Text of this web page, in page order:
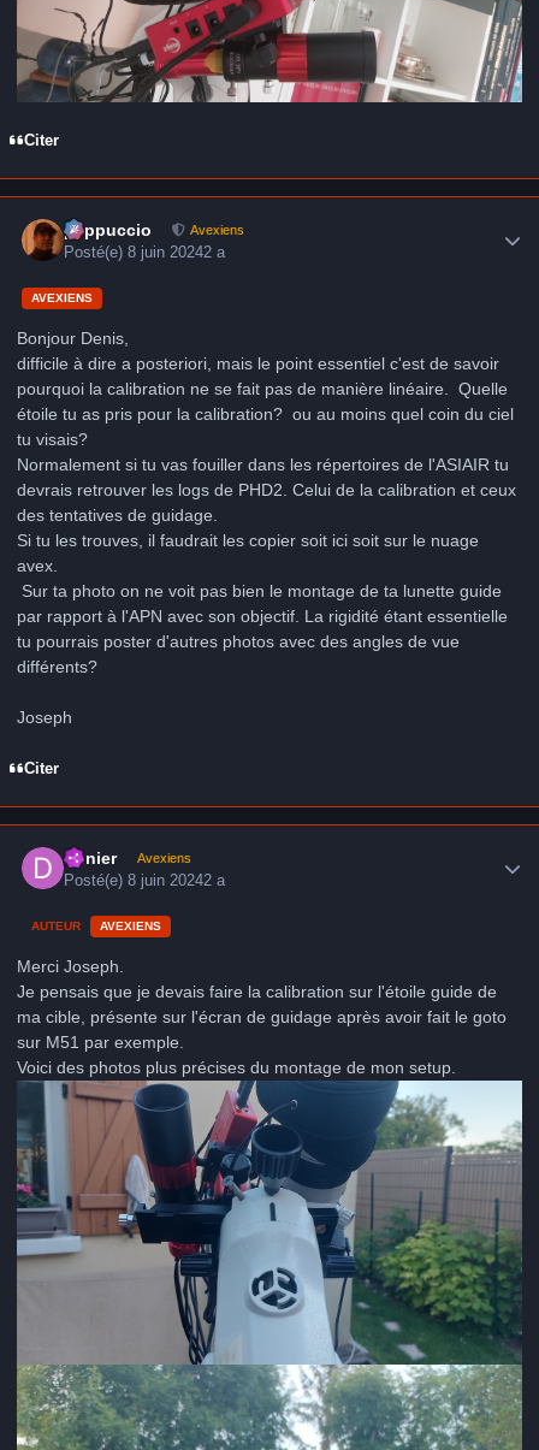
Citer
peppuccio Avexiens
Posté(e)8 juin 20242 a
AVEXIENS
Bonjour Denis,
difficile à dire a posteriori, mais le point essentiel c'est de savoir
pourquoi la calibration ne se fait pas de manière linéaire. Quelle
étoile tu as pris pour la calibration? ou au moins quel coin du ciel
tu visais?
Normalement si tu vas fouiller dans les répertoires de l'ASIAIR tu
devrais retrouver les logs de PHD2. Celui de la calibration et ceux
des tentatives de guidage.
Si tu les trouves, il faudrait les copier soit ici soit sur le nuage
avex.
Sur ta photo on ne voit pas bien le montage de ta lunette guide
par rapport à l'APN avec son objectif. La rigidité étant essentielle
tu pourrais poster d'autres photos avec des angles de vue
différents?
Joseph
Citer
Denier Avexiens
Posté(e)8 juin 20242 a
AUTEUR AVEXIENS
Merci Joseph.
Je pensais que je devais faire la calibration sur l'étoile guide de
ma cible, présente sur l'écran de guidage après avoir fait le goto
sur M51 par exemple.
Voici des photos plus précises du montage de mon setup.